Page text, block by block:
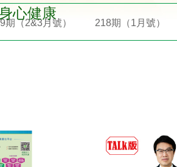
期（2&3月號） 218期（1月號）
心健康